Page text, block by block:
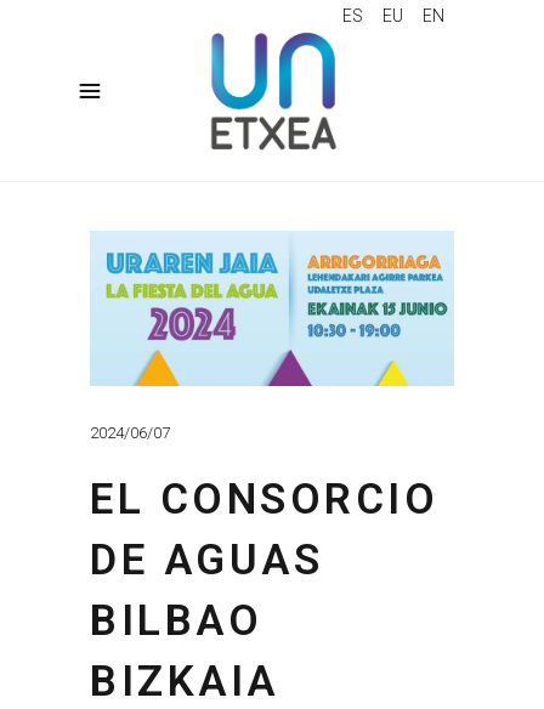
ES EU EN
2024/06/07
EL CONSORCIO
DE AGUAS
BILBAO
BIZKAIA